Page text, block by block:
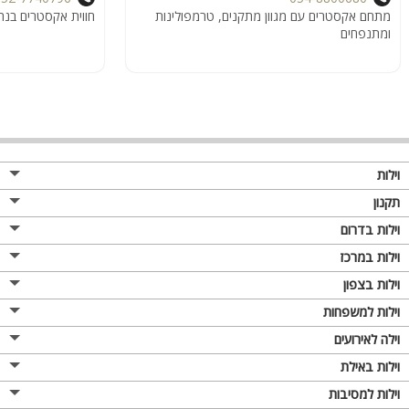
מתחם אקסטרים עם מגוון מתקנים, טרמפולינות
ומתנפחים
חווית אקסטרים
וילות
תקנון
וילות בדרום
וילות במרכז
וילות בצפון
וילות למשפחות
וילה לאירועים
וילות באילת
וילות למסיבות